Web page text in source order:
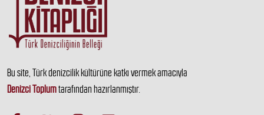
Bu site, Türk denizcilik kültürüne katkı vermek amacıyla
Denizci Toplumtarafından hazırlanmıştır.